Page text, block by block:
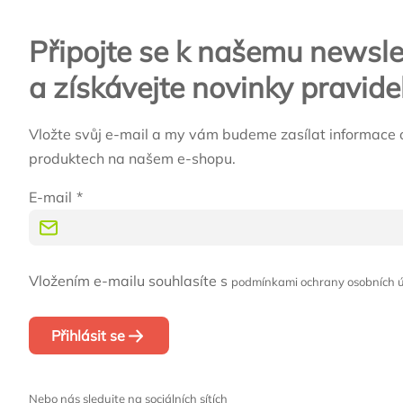
Připojte se k našemu
a získávejte novinky
Vložte svůj e-mail a my vám budeme zasílat informace
produktech na našem e-shopu.
E-mail
Vložením e-mailu souhlasíte s podmínkami ochrany osobních
Přihlásit se
Nebo nás sledujte na sociálních sítích